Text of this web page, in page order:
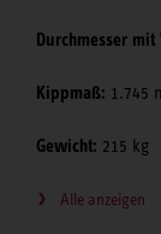
Durchmesser
Kippmaß: 1.745
Gewicht: 215 kg
Alle anzeigen